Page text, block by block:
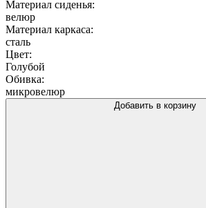
Материал сиденья:
велюр
Материал каркаса:
сталь
Цвет:
Голубой
Обивка:
микровелюр
Добавить в корзину